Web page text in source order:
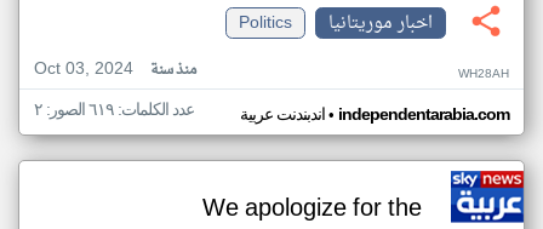
اخبار موريتانيا
Politics
Oct 03, 2024
منذ سنة WH28AH
اندبندنت عربية• independentarabia.com عدد الكلمات: ٦١٩ الصور: ٢
We apologize for the